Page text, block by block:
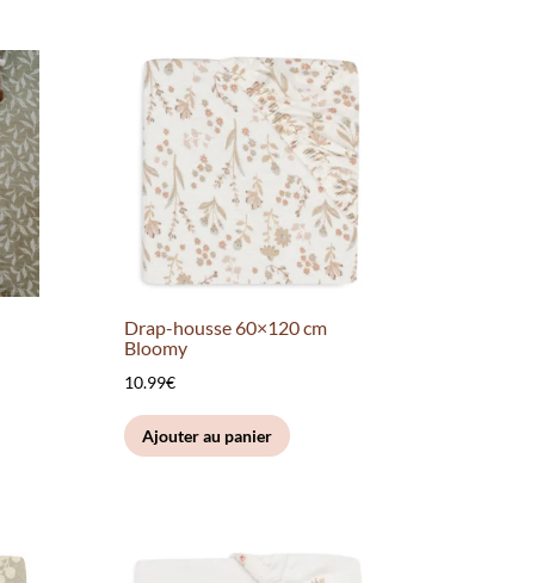
Drap-housse 60×120 cm
Bloomy
10.99€
Ajouter au panier